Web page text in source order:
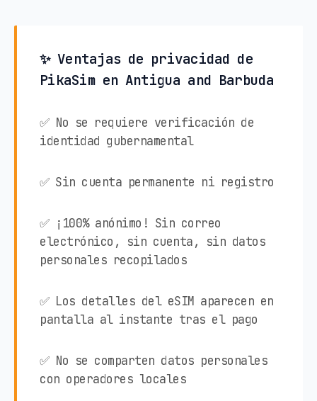
✨ Ventajas de privacidad de
PikaSim en Antigua and Barbuda
✅ No se requiere verificación de
identidad gubernamental
✅ Sin cuenta permanente ni registro
✅ ¡100% anónimo! Sin correo
electrónico, sin cuenta, sin datos
personales recopilados
✅ Los detalles del eSIM aparecen en
pantalla al instante tras el pago
✅ No se comparten datos personales
con operadores locales